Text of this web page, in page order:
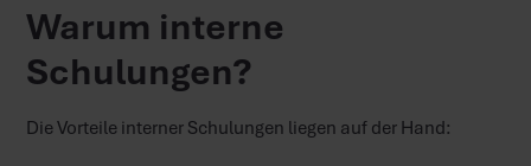
Warum interne
Schulungen?
Die Vorteile interner Schulungen liegen auf der Hand: